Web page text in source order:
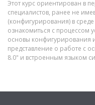
Этот курс ориентирован в
специалистов, ранее не
(конфигурирования) в
ознакомиться с процессом
основы конфигурирования
представление о работе с
8.0" и встроенным языком